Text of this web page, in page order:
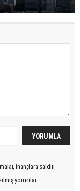
inançlara saldırı
yorumlar